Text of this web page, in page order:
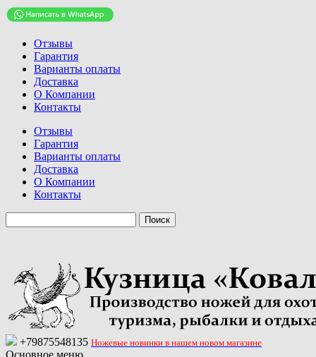
Отзывы
Гарантия
Варианты оплаты
Доставка
О Компании
Контакты
Отзывы
Гарантия
Варианты оплаты
Доставка
О Компании
Контакты
+79875548135 Ножевые новинки в нашем новом магазине
Основное меню